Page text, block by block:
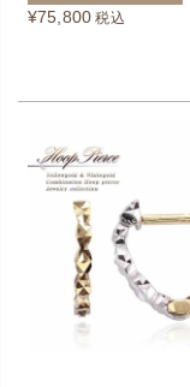
¥75,800 税込